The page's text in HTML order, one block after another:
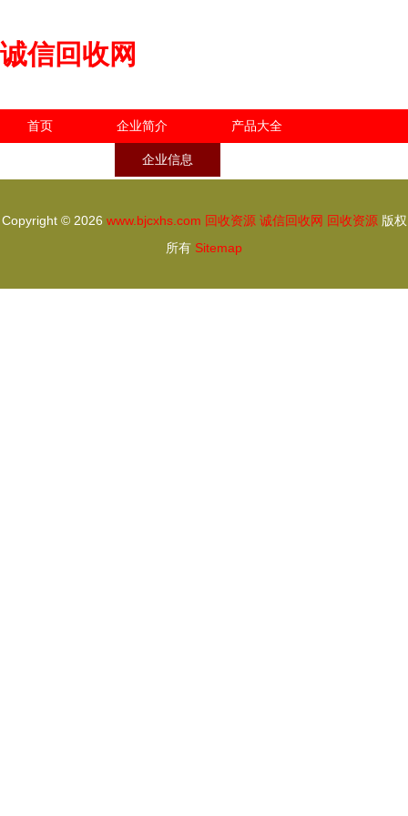
诚信回收网
首页 企业简介 产品大全
企业信息
Copyright © 2026 www.bjcxhs.com 回收资源 诚信回收网 回收资源版权
所有 Sitemap